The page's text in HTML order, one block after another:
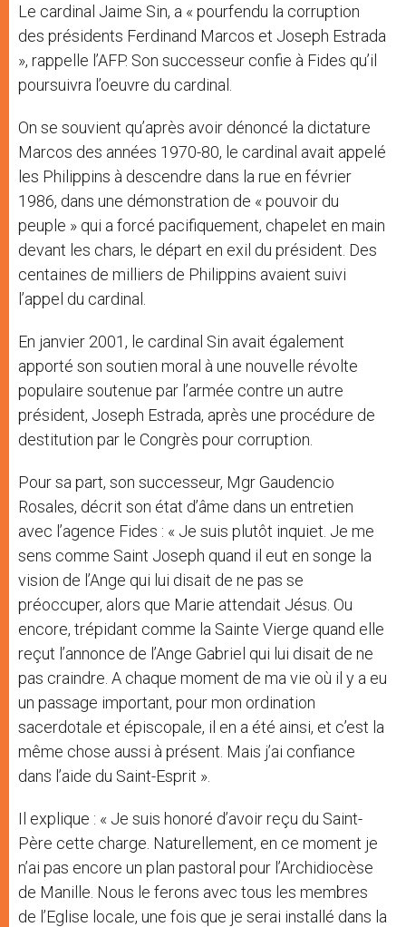
Le cardinal Jaime Sin, a « pourfendu la corruption
des présidents Ferdinand Marcos et Joseph Estrada
», rappelle l’AFP. Son successeur confie à Fides qu’il
poursuivra l’oeuvre du cardinal.
On se souvient qu’après avoir dénoncé la dictature
Marcos des années 1970-80, le cardinal avait appelé
les Philippins à descendre dans la rue en février
1986, dans une démonstration de « pouvoir du
peuple » qui a forcé pacifiquement, chapelet en main
devant les chars, le départ en exil du président. Des
centaines de milliers de Philippins avaient suivi
l’appel du cardinal.
En janvier 2001, le cardinal Sin avait également
apporté son soutien moral à une nouvelle révolte
populaire soutenue par l’armée contre un autre
président, Joseph Estrada, après une procédure de
destitution par le Congrès pour corruption.
Pour sa part, son successeur, Mgr Gaudencio
Rosales, décrit son état d’âme dans un entretien
avec l’agence Fides : « Je suis plutôt inquiet. Je me
sens comme Saint Joseph quand il eut en songe la
vision de l’Ange qui lui disait de ne pas se
préoccuper, alors que Marie attendait Jésus. Ou
encore, trépidant comme la Sainte Vierge quand elle
reçut l’annonce de l’Ange Gabriel qui lui disait de ne
pas craindre. A chaque moment de ma vie où il y a eu
un passage important, pour mon ordination
sacerdotale et épiscopale, il en a été ainsi, et c’est la
même chose aussi à présent. Mais j’ai confiance
dans l’aide du Saint-Esprit ».
Il explique : « Je suis honoré d’avoir reçu du Saint-
Père cette charge. Naturellement, en ce moment je
n’ai pas encore un plan pastoral pour l’Archidiocèse
de Manille. Nous le ferons avec tous les membres
de l’Eglise locale, une fois que je serai installé dans la